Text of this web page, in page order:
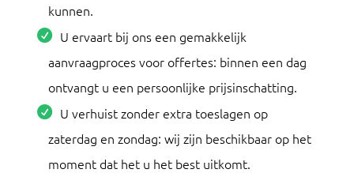
kunnen.
U ervaart bij ons een gemakkelijk
aanvraagproces voor offertes: binnen een dag
ontvangt u een persoonlijke prijsinschatting.
U verhuist zonder extra toeslagen op
zaterdag en zondag: wij zijn beschikbaar op het
moment dat het u het best uitkomt.